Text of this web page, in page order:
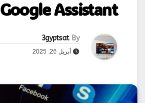
Google Assistant
By
3gyptsat
أبريل 26, 2025